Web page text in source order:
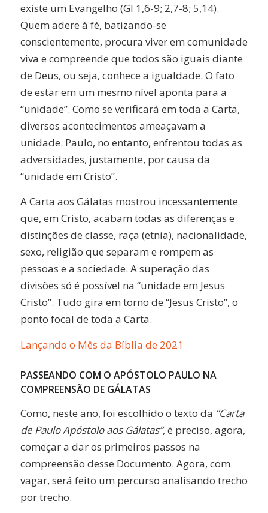
existe um Evangelho (Gl 1,6-9; 2,7-8; 5,14).
Quem adere à fé, batizando-se
conscientemente, procura viver em comunidade
viva e compreende que todos são iguais diante
de Deus, ou seja, conhece a igualdade. O fato
de estar em um mesmo nível aponta para a
“unidade”. Como se verificará em toda a Carta,
diversos acontecimentos ameaçavam a
unidade. Paulo, no entanto, enfrentou todas as
adversidades, justamente, por causa da
“unidade em Cristo”.
A Carta aos Gálatas mostrou incessantemente
que, em Cristo, acabam todas as diferenças e
distinções de classe, raça (etnia), nacionalidade,
sexo, religião que separam e rompem as
pessoas e a sociedade. A superação das
divisões só é possível na “unidade em Jesus
Cristo”. Tudo gira em torno de “Jesus Cristo”, o
ponto focal de toda a Carta.
Lançando o Mês da Bíblia de 2021
PASSEANDO COM O APÓSTOLO PAULO NA
COMPREENSÃO DE GÁLATAS
Como, neste ano, foi escolhido o texto da “Carta
de Paulo Apóstolo aos Gálatas”, é preciso, agora,
começar a dar os primeiros passos na
compreensão desse Documento. Agora, com
vagar, será feito um percurso analisando trecho
por trecho.